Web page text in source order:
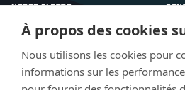
Notre flotte
Inspirations
Innovations
Actualités
FAQ
Jobs
À propos des cookies
Nous utilisons les cookies pour
informations sur les